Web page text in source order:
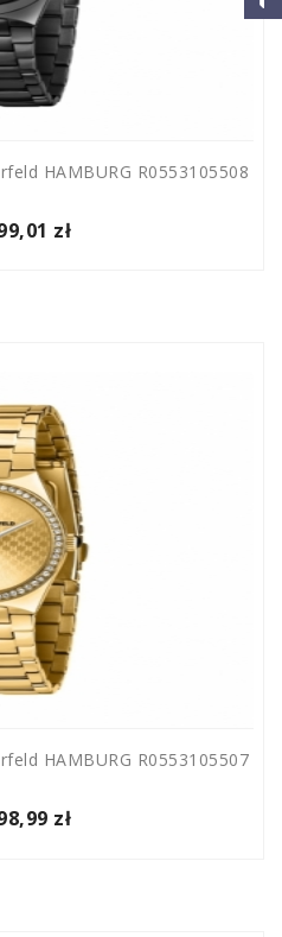
HAMBURG R0553105508
zł
HAMBURG R0553105507
zł